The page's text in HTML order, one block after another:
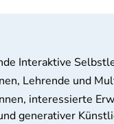
Interaktive
Lehrende und
interessierte
generativer